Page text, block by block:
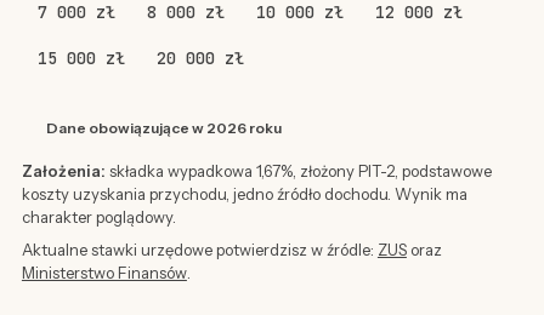
7 000 zł 8 000 zł 10 000 zł 12 000 zł
15 000 zł 20 000 zł
Dane obowiązujące w 2026 roku
Założenia: składka wypadkowa 1,67%, złożony PIT-2, podstawowe
koszty uzyskania przychodu, jedno źródło dochodu. Wynik ma
charakter poglądowy.
Aktualne stawki urzędowe potwierdzisz w źródle: ZUSoraz
Ministerstwo Finansów.